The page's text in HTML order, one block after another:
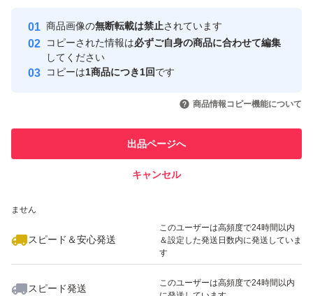
安心取引出品者
心・安全なユーザーです
取引実績
引を完了させた実績があります
での取引実績があります
ません
スピード＆安心発送
このユーザーは高頻度で24時間以内
＆設定した発送日数内に発送していま
す
スピード発送
このユーザーは高頻度で24時間以内
商品画像の無断転載は禁止されています
コピーされた情報は必ずご自身の商品に合わせて編集
してください
コピーは1商品につき1回です
商品情報コピー機能について
出品ページへ
キャンセル